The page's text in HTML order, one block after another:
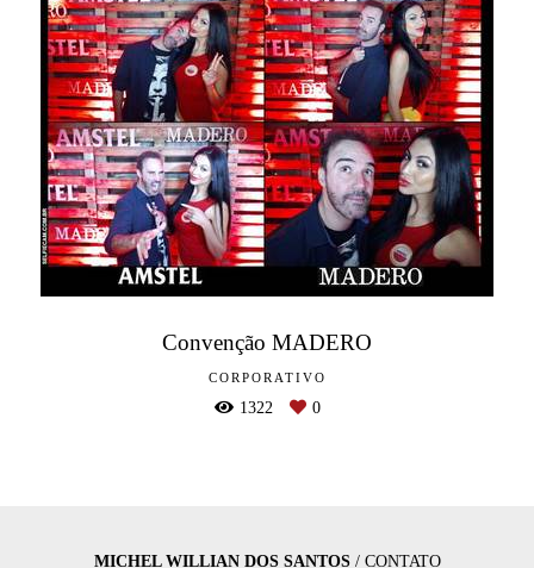
Convenção MADERO
CORPORATIVO
1322 0
MICHEL WILLIAN DOS SANTOS/ CONTATO